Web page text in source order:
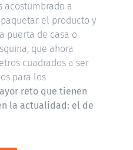
acostumbrado a
el producto y
puerta de casa o
que ahora
cuadrados a ser
para los
reto que tienen
la actualidad: el de